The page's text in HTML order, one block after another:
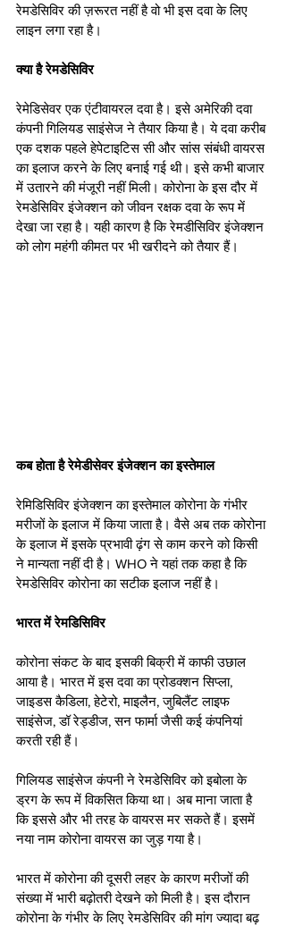
रेमडेसिविर की ज़रूरत नहीं है वो भी इस दवा के लिए
लाइन लगा रहा है।
क्या है रेमडेसिविर
रेमेडिसेवर एक एंटीवायरल दवा है। इसे अमेरिकी दवा
कंपनी गिलियड साइंसेज ने तैयार किया है। ये दवा करीब
एक दशक पहले हेपेटाइटिस सी और सांस संबंधी वायरस
का इलाज करने के लिए बनाई गई थी। इसे कभी बाजार
में उतारने की मंजूरी नहीं मिली। कोरोना के इस दौर में
रेमडेसिविर इंजेक्शन को जीवन रक्षक दवा के रूप में
देखा जा रहा है। यही कारण है कि रेमडीसिविर इंजेक्शन
को लोग महंगी कीमत पर भी खरीदने को तैयार हैं।
कब होता है रेमेडीसेवर इंजेक्शन का इस्तेमाल
रेमिडिसिविर इंजेक्शन का इस्तेमाल कोरोना के गंभीर
मरीजों के इलाज में किया जाता है। वैसे अब तक कोरोना
के इलाज में इसके प्रभावी ढ़ंग से काम करने को किसी
ने मान्यता नहीं दी है। WHO ने यहां तक कहा है कि
रेमडेसिविर कोरोना का सटीक इलाज नहीं है।
भारत में रेमडिसिविर
कोरोना संकट के बाद इसकी बिक्री में काफी उछाल
आया है। भारत में इस दवा का प्रोडक्शन सिप्ला,
जाइडस कैडिला, हेटेरो, माइलैन, जुबिलैंट लाइफ
साइंसेज, डॉ रेड्डीज, सन फार्मा जैसी कई कंपनियां
करती रही हैं।
गिलियड साइंसेज कंपनी ने रेमडेसिविर को इबोला के
ड्रग के रूप में विकसित किया था। अब माना जाता है
कि इससे और भी तरह के वायरस मर सकते हैं। इसमें
नया नाम कोरोना वायरस का जुड़ गया है।
भारत में कोरोना की दूसरी लहर के कारण मरीजों की
संख्या में भारी बढ़ोतरी देखने को मिली है। इस दौरान
कोरोना के गंभीर के लिए रेमडेसिविर की मांग ज्यादा बढ़